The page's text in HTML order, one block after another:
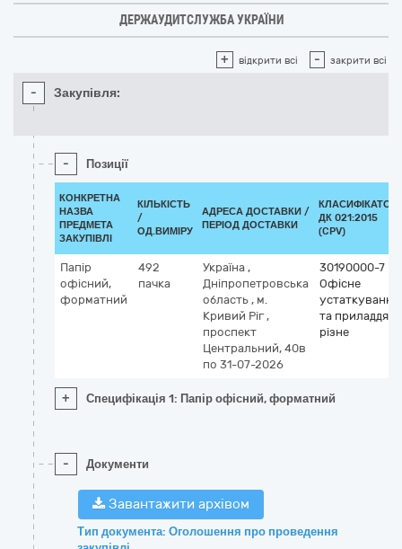
ДЕРЖАУДИТСЛУЖБА УКРАЇНИ
+ відкрити всі - закрити всі
- Закупівля:
- Позиції
КОНКРЕТНА
НАЗВА
ПРЕДМЕТА
ЗАКУПІВЛІ
КІЛЬКІСТЬ
/
ОД.ВИМІРУ
АДРЕСА ДОСТАВКИ /
ПЕРІОД ДОСТАВКИ
КЛАСИФІКАТОР
ДК 021:2015
(CPV)
Папір
офісний,
форматний
492
пачка
Україна ,
Дніпропетровська
область , м.
Кривий Ріг,
проспект
Центральний, 40в
по 31-07-2026
30190000-7
Офісне
устаткування
та приладдя
різне
+ Специфікація 1: Папір офісний, форматний
- Документи
Завантажити архівом
Тип документа: Оголошення про проведення